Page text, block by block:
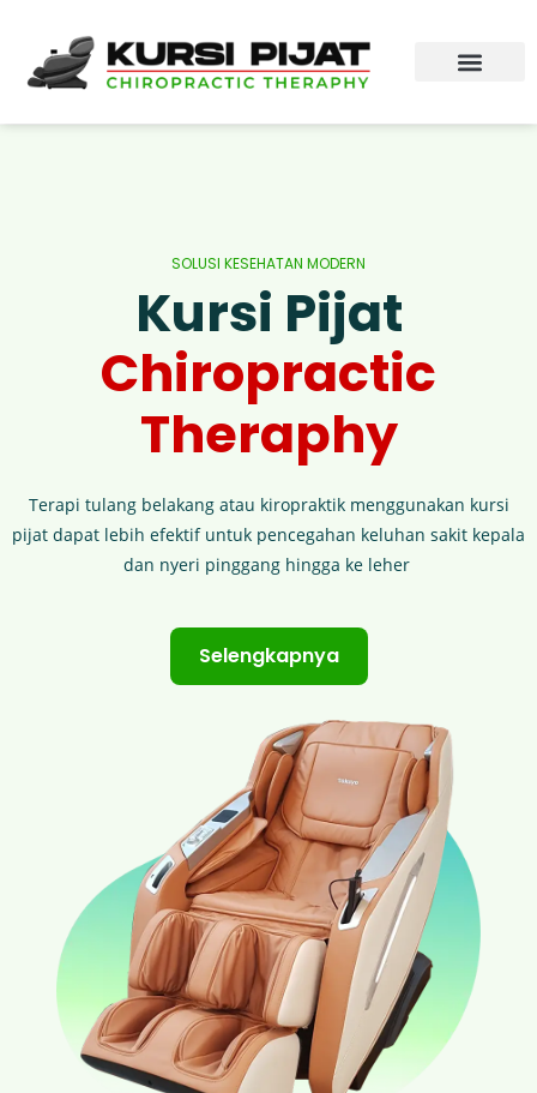
SOLUSI KESEHATAN MODERN
Kursi Pijat
Chiropractic
Theraphy
Terapi tulang belakang atau kiropraktik menggunakan kursi
pijat dapat lebih efektif untuk pencegahan keluhan sakit kepala
dan nyeri pinggang hingga ke leher ​
Selengkapnya